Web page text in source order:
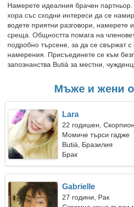
Намерете идеалния брачен
хора със сходни интереси да се
водете приятни разговори, намерете
среща. Общността помага на
подробно търсене, за да се свържат
намерения. Присъединете се към
запознанства Butiá за местни,
Мъже и жени
Lara
22 годишен, Скорпион
Момиче търси гадже
Butiá, Бразилия
Брак
Gabrielle
27 години, Рак